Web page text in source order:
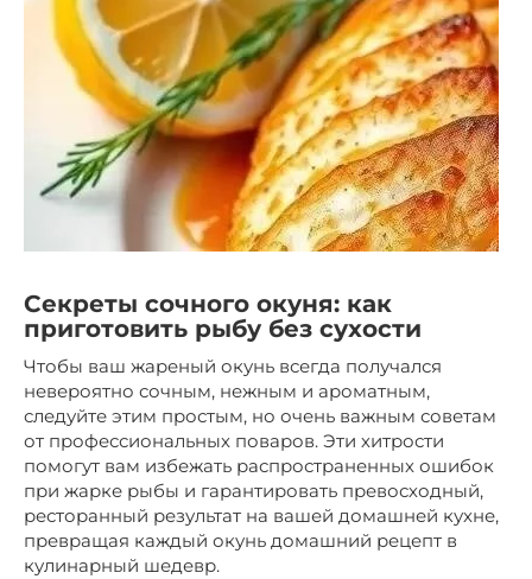
Секреты сочного окуня: как
приготовить рыбу без сухости
Чтобы ваш жареный окунь всегда получался
невероятно сочным, нежным и ароматным,
следуйте этим простым, но очень важным советам
от профессиональных поваров. Эти хитрости
помогут вам избежать распространенных ошибок
при жарке рыбы и гарантировать превосходный,
ресторанный результат на вашей домашней кухне,
превращая каждый окунь домашний рецепт в
кулинарный шедевр.